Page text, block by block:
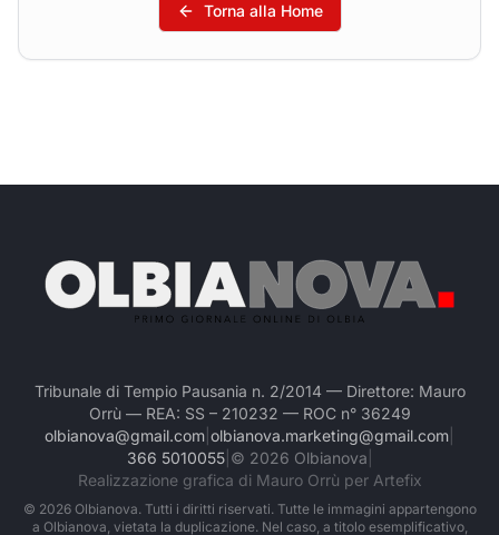
Torna alla Home
Tribunale di Tempio Pausania n. 2/2014 — Direttore: Mauro
Orrù — REA: SS – 210232 — ROC n° 36249
olbianova@gmail.com olbianova.marketing@gmail.com
366 5010055| © 2026 Olbianova
Realizzazione grafica di Mauro Orrù per Artefix
© 2026Olbianova. Tutti i diritti riservati. Tutte le immagini appartengono
a Olbianova, vietata la duplicazione. Nel caso, a titolo esemplificativo,